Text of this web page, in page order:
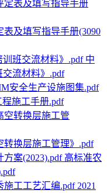
及填写指导手册(3090
中
交流材料》.pdf
安全生产设施图集.pdf
施工手册.pdf
转换层施工管理》.pdf
高标准农
2021